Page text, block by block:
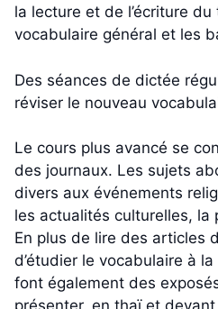
la lecture et de l’écriture du
vocabulaire général et les
Des séances de dictée
réviser le nouveau
Le cours plus avancé se
des journaux. Les sujets
divers aux événements
les actualités culturelles, la
En plus de lire des articles
d’étudier le vocabulaire à
font également des